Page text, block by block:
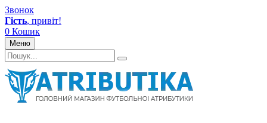
Звонок
Гість, привіт!
0 Кошик
Меню